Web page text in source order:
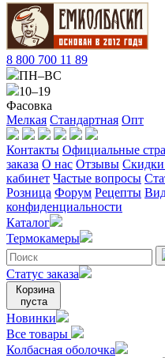
8 800 700 11 89
ПН–ВС
10–19
Фасовка
Мелкая Стандартная Опт
Контакты Официальные
заказа О нас Отзывы
кабинет Частые вопросы
Розница Форум Рецепты
конфиденциальности
Каталог
Термокамеры
Статус заказа
Корзина
пуста
Новинки
Все товары
Колбасная оболочка